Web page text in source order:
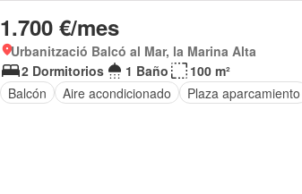
1.700 €/mes
Urbanització Balcó al Mar, la Marina Alta
2 Dormitorios
1 Baño
100 m²
Balcón
Aire acondicionado Plaza aparcamiento